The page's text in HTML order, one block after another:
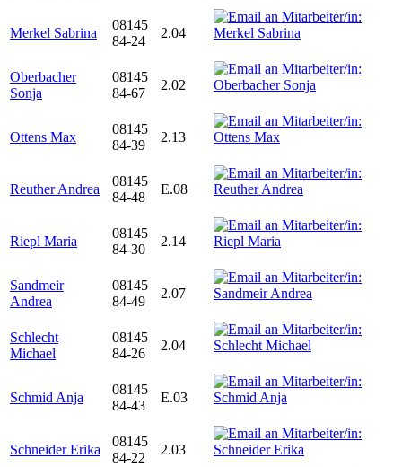
Merkel Sabrina
08145
84-24
2.04
Oberbacher
Sonja
08145
84-67
2.02
Ottens Max
08145
84-39
2.13
Reuther Andrea
08145
84-48
E.08
Riepl Maria
08145
84-30
2.14
Sandmeir
Andrea
08145
84-49
2.07
Schlecht
Michael
08145
84-26
2.04
Schmid Anja
08145
84-43
E.03
Schneider Erika
08145
84-22
2.03